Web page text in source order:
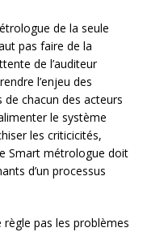
de la seule
pas faire de la
de l’auditeur
l’enjeu des
de chacun des acteurs
le système
les criticicités,
Smart métrologue doit
d’un processus
pas les problèmes